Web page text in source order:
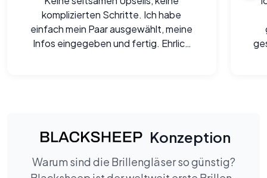
komplizierten Schritte. Ich habe
einfach mein Paar ausgewählt, meine
Infos eingegeben und fertig. Ehrlich
Konzeption
Warum sind die Brillengläser so günstig?